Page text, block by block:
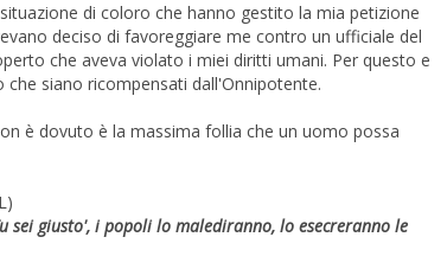
di coloro che hanno gestito la mia petizione
deciso di favoreggiare me contro un ufficiale del
che aveva violato i miei diritti umani. Per questo e
siano ricompensati dall'Onnipotente.
è dovuto è la massima follia che un uomo possa
sei giusto', i popoli lo malediranno, lo esecreranno le